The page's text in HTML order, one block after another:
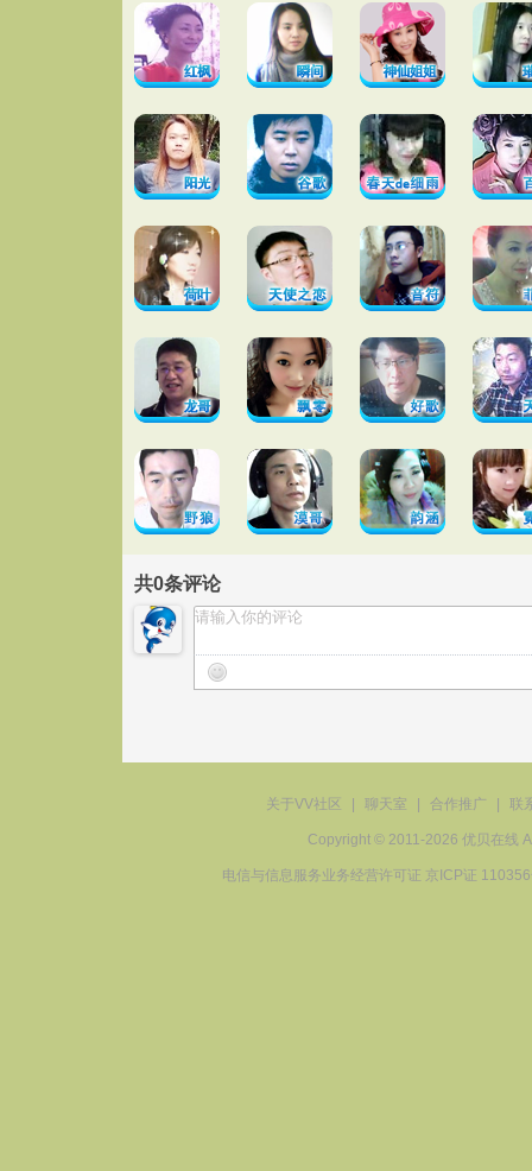
共0条评论
关于VV社区 聊天室 合作推广 联
Copyright © 2011-2026 优贝在线
电信与信息服务业务经营许可证 京ICP证